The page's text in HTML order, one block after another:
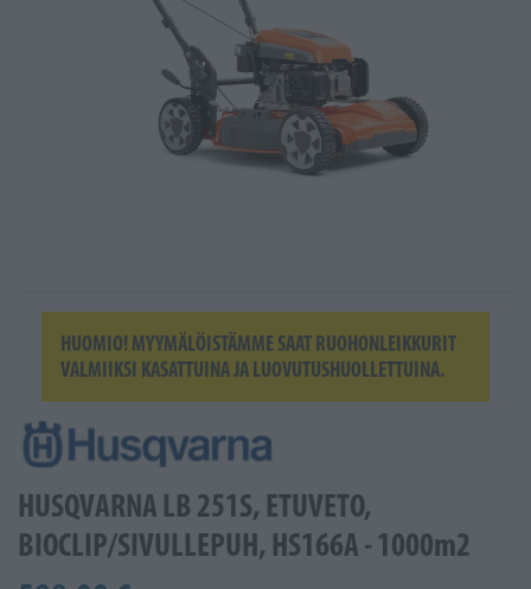
HUOMIO! MYYMÄLÖISTÄMME SAAT RUOHONLEIKKURIT
VALMIIKSI KASATTUINA JA LUOVUTUSHUOLLETTUINA.
HUSQVARNA LB 251S, ETUVETO,
BIOCLIP/SIVULLEPUH, HS166A - 1000m2